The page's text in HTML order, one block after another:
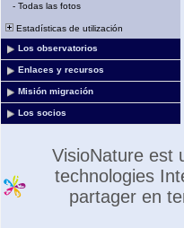
- Todas las fotos
Estadísticas de utilización
Los observatorios
Enlaces y recursos
Misión migración
Los socios
VisioNature est
technologies
partager en